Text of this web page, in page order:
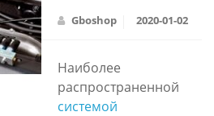
Gboshop 2020-01-02
Наиболее
распространенной
системой